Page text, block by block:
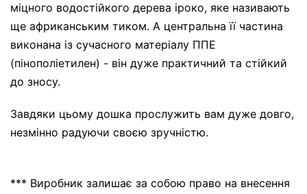
міцного водостійкого дерева іроко, яке називають
ще африканським тиком. А центральна її частина
виконана із сучасного матеріалу ППЕ
(пінополіетилен) - він дуже практичний та стійкий
до зносу.
Завдяки цьому дошка прослужить вам дуже довго,
незмінно радуючи своєю зручністю.
*** Виробник залишає за собою право на внесення